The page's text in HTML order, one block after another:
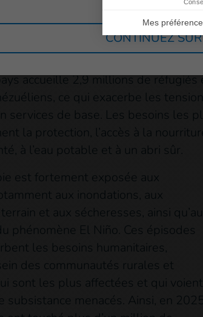
près de la moitié sont des civils et
dans des zones reculées, sans accès
de santé ni aux soins de
accueille 2,9 millions de réfugiés
ce qui exacerbe les
services de base. Les besoins les
la protection, l’accès à la
à l’eau potable et à un abri sûr.
est fortement exposée aux
aux inondations, aux
et aux sécheresses, ainsi
phénomène El Niño. Ces épisodes
les besoins humanitaires,
des communautés rurales et
sont les plus affectées et qui voient
subsistance menacés. Ainsi, en
CONTINUEZ